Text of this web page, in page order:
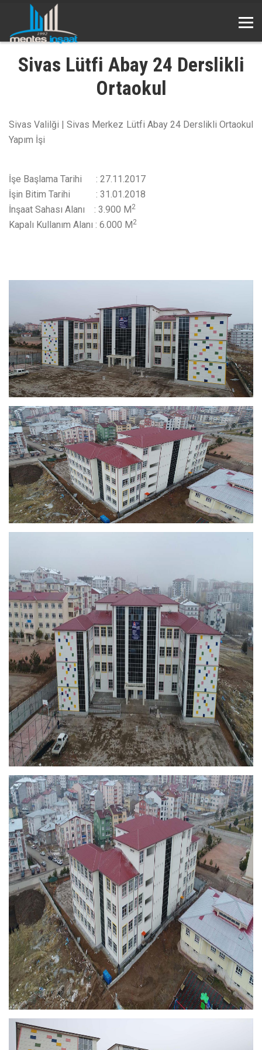
Sivas Lütfi Abay 24 Derslikli
Ortaokul
Sivas Valilği | Sivas Merkez Lütfi Abay 24 Derslikli Ortaokul
Yapım İşi
İşe Başlama Tarihi : 27.11.2017
İşin Bitim Tarihi : 31.01.2018
İnşaat Sahası Alanı : 3.900 M2
Kapalı Kullanım Alanı : 6.000 M2